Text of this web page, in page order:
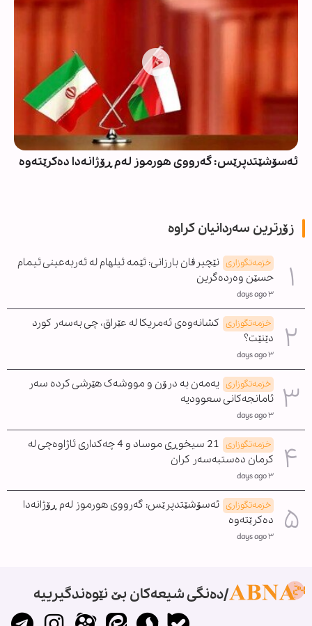
ئەسۆشێتدپرێس: گەرووی هورموز لەم ڕۆژانەدا دەکرێتەوە
زۆرترین سەردانیان کراوە
خزمەتگوزاری نێچیرڤان بارزانی: ئێمە ئیلهام لە ئەربەعینی ئیمام
حسێن وەردەگرین
٣ days ago
خزمەتگوزاری کشانەوەی ئەمریکا لە عێراق، چی بەسەر کورد
دێنێت؟
٣ days ago
خزمەتگوزاری یەمەن بە درۆن و مووشەک هێرشی کردە سەر
ئامانجەکانی سعوودیە
٣ days ago
خزمەتگوزاری
21 سیخوڕی موساد و 4 چەکداری ئاژاوەچی لە
کرمان دەستبەسەر کران
٣ days ago
خزمەتگوزاری ئەسۆشێتدپرێس: گەرووی هورموز لەم ڕۆژانەدا
دەکرێتەوە
٣ days ago
دەنگی شیعەکان بێ نێوەندگیرییە